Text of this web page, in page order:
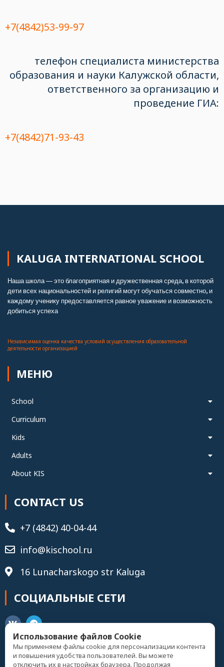
+7(4842)53-99-97
телефон специалиста министерства
образования и науки Калужской области,
ответственного за организацию и
проведение ГИА:
+7(4842)71-93-43
KALUGA INTERNATIONAL SCHOOL
Наша школа — это благоприятная и дружественная среда, в которой
дети всех национальностей и религий могут обучаться совместно, и
каждому ученику предоставляется равное уважение и возможность
добиться успеха.
Независимая оценка качества условий осуществления образовательной
деятельности организацией
МЕНЮ
School
Curriculum
Kids
Adults
About KIS
CONTACT US
+7 (4842) 40-04-44
info@kischool.ru
16 Lunacharskogo str Kaluga
СОЦИАЛЬНЫЕ СЕТИ
Записаться
Использование файлов Cookie
Мы применяем файлы cookie для персонализации контента
и повышения удобства пользователей. Вы можете
отключить их в настройках браузера. Продолжая